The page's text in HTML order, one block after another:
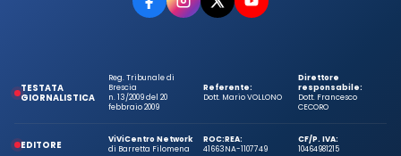
TESTATA
GIORNALISTICA
Reg. Tribunale di
Brescia
n. 13/2009 del 20
febbraio 2009
Referente:
Dott. Mario VOLLONO
Direttore
responsabile:
Dott. Francesco
CECORO
EDITORE
ViViCentro Network
di Barretta Filomena
ROC:
41663
REA:
NA-1107749
CF/P. IVA:
10464981215